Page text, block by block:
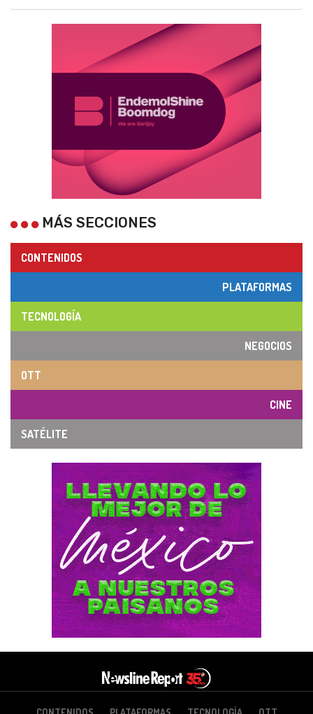
MÁS SECCIONES
CONTENIDOS
PLATAFORMAS
TECNOLOGÍA
NEGOCIOS
OTT
CINE
SATÉLITE